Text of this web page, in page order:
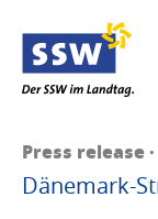
Press release ·
Dänemark-